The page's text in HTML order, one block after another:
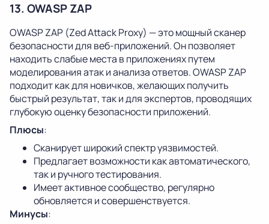
13. OWASP ZAP
OWASP ZAP (Zed Attack Proxy) — это мощный сканер
безопасности для веб-приложений. Он позволяет
находить слабые места в приложениях путем
моделирования атак и анализа ответов. OWASP ZAP
подходит как для новичков, желающих получить
быстрый результат, так и для экспертов, проводящих
глубокую оценку безопасности приложений.
Плюсы:
Сканирует широкий спектр уязвимостей.
Предлагает возможности как автоматического,
так и ручного тестирования.
Имеет активное сообщество, регулярно
обновляется и совершенствуется.
Минусы: